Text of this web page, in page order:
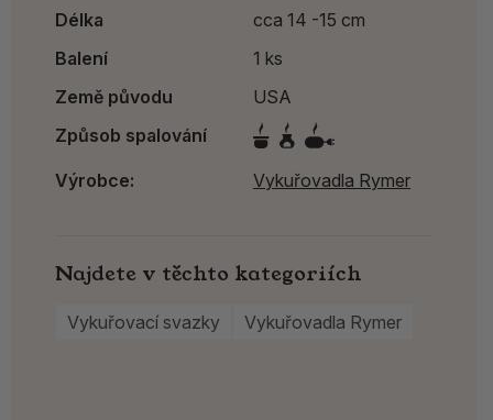
Délka
cca 14 -15 cm
Balení
1 ks
Země původu
USA
Způsob spalování
Výrobce: Vykuřovadla Rymer
Najdete v těchto kategoriích
Vykuřovací svazky Vykuřovadla Rymer